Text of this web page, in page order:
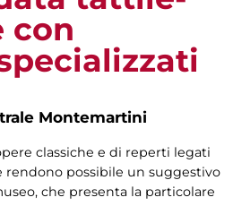
con
Montemartini
classiche e di reperti legati
rendono possibile un suggestivo
che presenta la particolare